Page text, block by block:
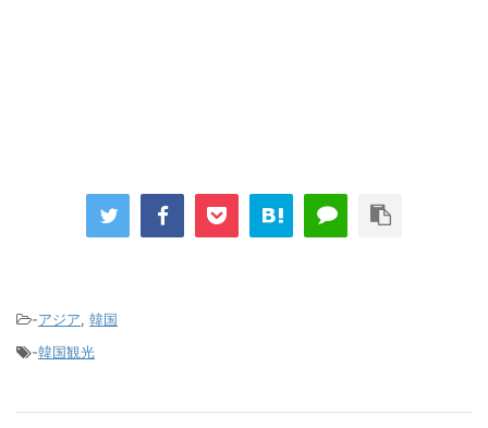
-アジア, 韓国
-韓国観光